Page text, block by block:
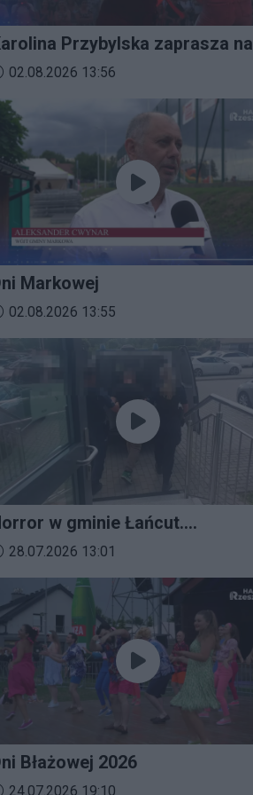
Przybylska zaprasza na
2026
dodania materiału wideo:
02.08.2026 13:56
Markowej
dodania materiału wideo:
02.08.2026 13:55
w gminie Łańcut.
Rzeszowa
rodzinę nożem i
policjantów!
dodania materiału wideo:
28.07.2026 13:01
Błażowej 2026
dodania materiału wideo:
24.07.2026 19:10